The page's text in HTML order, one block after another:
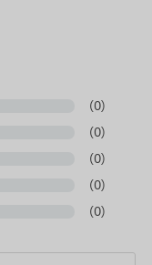
(0)
(0)
(0)
(0)
(0)